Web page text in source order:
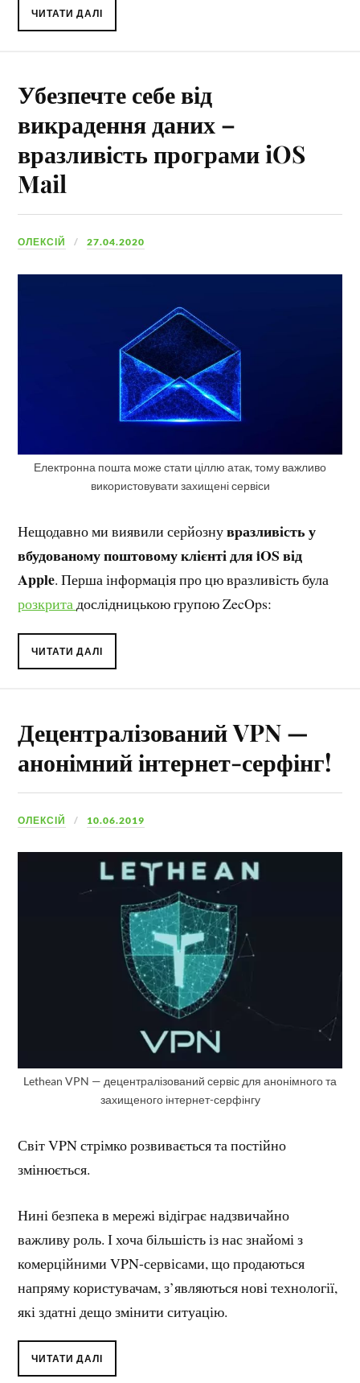
ЧИТАТИ ДАЛІ
Убезпечте себе від
викрадення даних –
вразливість програми iOS
Mail
ОЛЕКСІЙ 27.04.2020
Електронна пошта може стати ціллю атак, тому важливо
використовувати захищені сервіси
Нещодавно ми виявили серйознувразливість у
вбудованому поштовому клієнті для iOS від
Apple. Перша інформація про цю вразливість була
розкритадослідницькою групою ZecOps:
ЧИТАТИ ДАЛІ
Децентралізований VPN —
анонімний інтернет-серфінг!
ОЛЕКСІЙ 10.06.2019
Lethean VPN — децентралізований сервіс для анонімного та
захищеного інтернет-серфінгу
Світ VPN стрімко розвивається та постійно
змінюється.
Нині безпека в мережі відіграє надзвичайно
важливу роль. І хоча більшість із нас знайомі з
комерційними VPN-сервісами, що продаються
напряму користувачам, з’являються нові технології,
які здатні дещо змінити ситуацію.
ЧИТАТИ ДАЛІ